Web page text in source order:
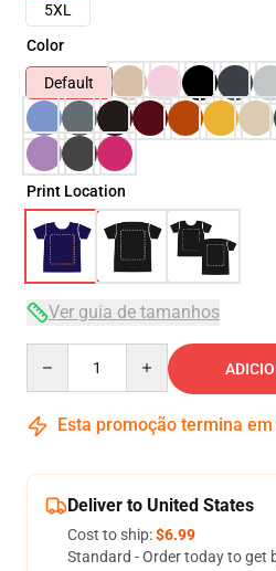
5XL
Color
Default
Print Location
Ver guia de tamanhos
Esta promoção termina em
Deliver to United States
Cost to ship:$6.99
Standard - Order today to get